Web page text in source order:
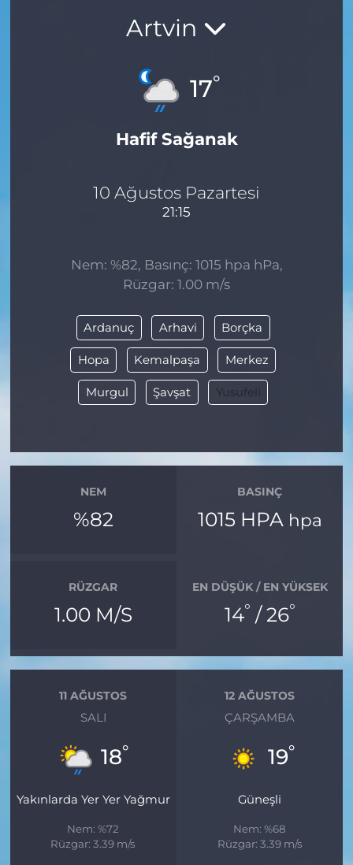
Artvin
17°
Hafif Sağanak
10 Ağustos Pazartesi
21:15
Nem: %82, Basınç: 1015 hpa hPa,
Rüzgar: 1.00 m/s
Ardanuç Arhavi Borçka
Hopa Kemalpaşa Merkez
Murgul Şavşat Yusufeli
NEM
%82
BASINÇ
1015 HPA hpa
RÜZGAR
1.00 M/S
EN DÜŞÜK / EN YÜKSEK
14° / 26°
11 AĞUSTOS
SALI
18°
Yakınlarda Yer Yer Yağmur
Nem: %72
Rüzgar: 3.39 m/s
12 AĞUSTOS
ÇARŞAMBA
19°
Güneşli
Nem: %68
Rüzgar: 3.39 m/s
GÜNCEL